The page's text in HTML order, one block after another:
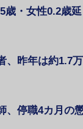
・女性0.2歳延
、昨年は約1.7万
、停職4カ月の